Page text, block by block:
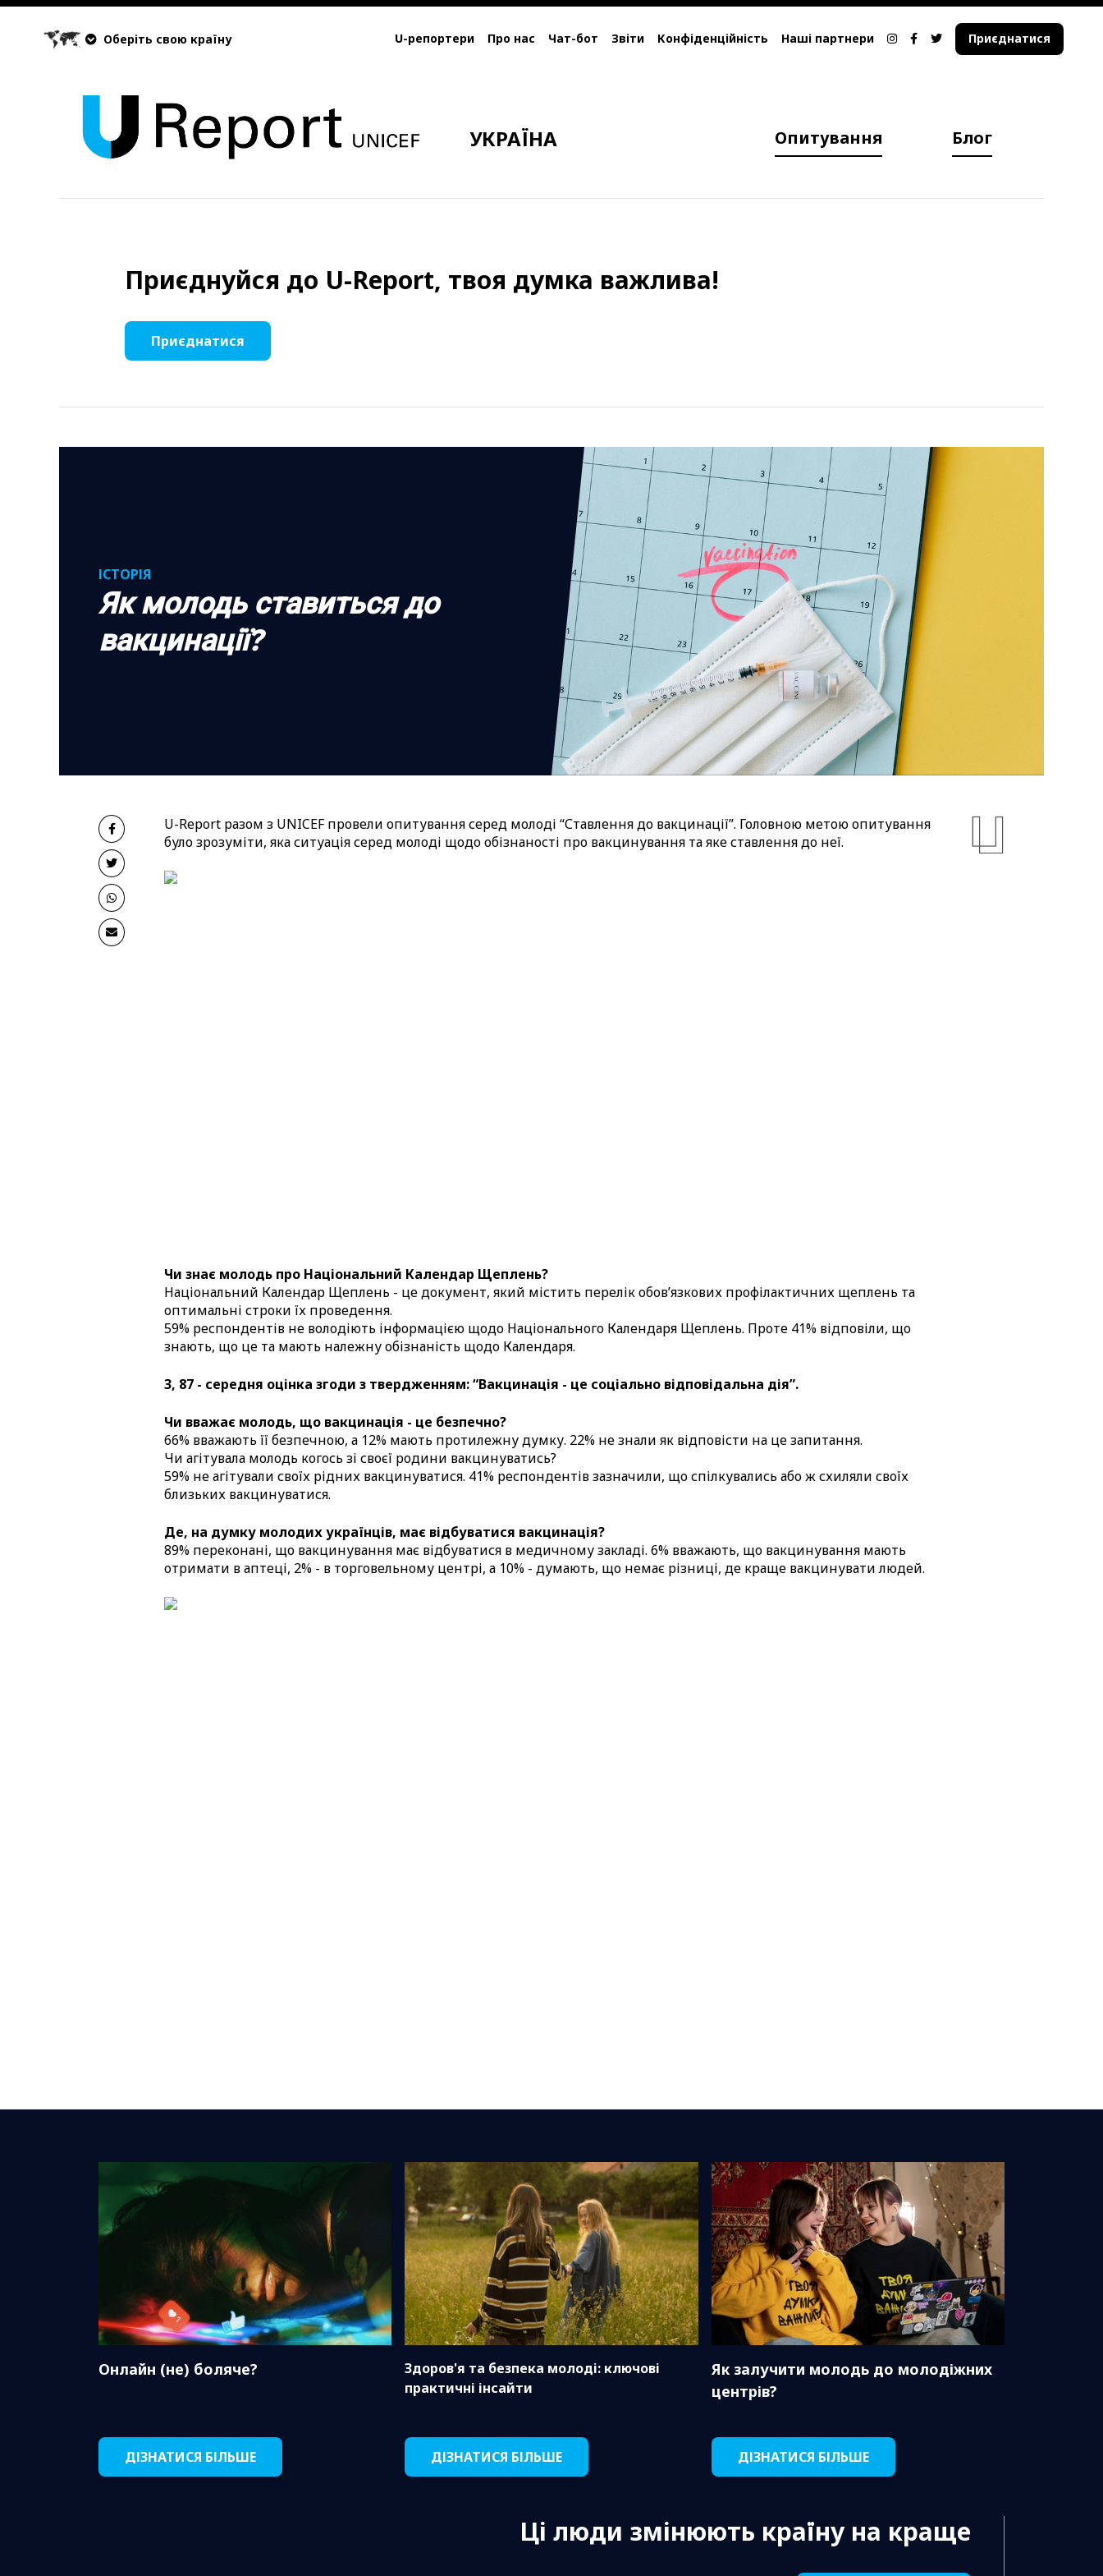
Оберіть свою країну U-репортери Про нас Чат-бот Звіти Конфіденційність Наші партнери Приєднатися
УКРАЇНА Опитування Блог
Приєднуйся до U-Report, твоя думка важлива!
Приєднатися
ІСТОРІЯ
Як молодь ставиться до
вакцинації?
U-Report разом з UNICEF провели опитування серед молоді “Ставлення до вакцинації”. Головною метою опитування
було зрозуміти, яка ситуація серед молоді щодо обізнаності про вакцинування та яке ставлення до неї.
Чи знає молодь про Національний Календар Щеплень?
Національний Календар Щеплень - це документ, який містить перелік обовʼязкових профілактичних щеплень та
оптимальні строки їх проведення.
59% респондентів не володіють інформацією щодо Національного Календаря Щеплень. Проте 41% відповіли, що
знають, що це та мають належну обізнаність щодо Календаря.
3, 87 - середня оцінка згоди з твердженням: “Вакцинація - це соціально відповідальна дія”.
Чи вважає молодь, що вакцинація - це безпечно?
66% вважають її безпечною, а 12% мають протилежну думку. 22% не знали як відповісти на це запитання.
Чи агітувала молодь когось зі своєї родини вакцинуватись?
59% не агітували своїх рідних вакцинуватися. 41% респондентів зазначили, що спілкувались або ж схиляли своїх
близьких вакцинуватися.
Де, на думку молодих українців, має відбуватися вакцинація?
89% переконані, що вакцинування має відбуватися в медичному закладі. 6% вважають, що вакцинування мають
отримати в аптеці, 2% - в торговельному центрі, а 10% - думають, що немає різниці, де краще вакцинувати людей.
Онлайн (не) боляче?
ДІЗНАТИСЯ БІЛЬШЕ
Здоров'я та безпека молоді: ключові
практичні інсайти
ДІЗНАТИСЯ БІЛЬШЕ
Як залучити молодь до молодіжних
центрів?
ДІЗНАТИСЯ БІЛЬШЕ
Ці люди змінюють країну на краще